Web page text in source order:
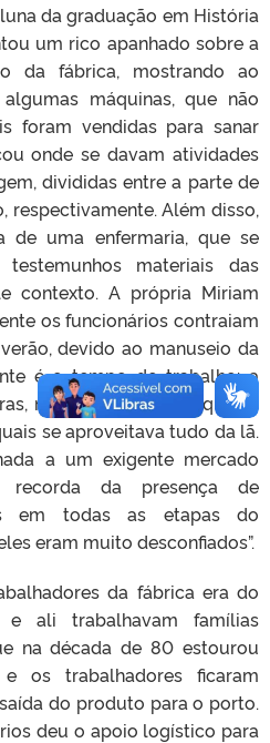
da graduação em História
um rico apanhado sobre a
da fábrica, mostrando ao
máquinas, que não
foram vendidas para sanar
onde se davam atividades
divididas entre a parte de
respectivamente. Além disso,
de uma enfermaria, que se
materiais das
contexto. A própria Miriam
os funcionários contraiam
devido ao manuseio da
é o tempo de trabalho: a
numa dinâmica de quatro
se aproveitava tudo da lã.
a um exigente mercado
da presença de
em todas as etapas do
eram muito desconfiados”.
da fábrica era do
e ali trabalhavam famílias
na década de 80 estourou
os trabalhadores ficaram
do produto para o porto.
deu o apoio logístico para